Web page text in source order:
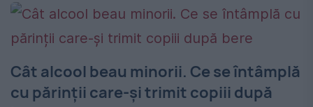
Cât alcool beau minorii. Ce se întâmplă
cu părinții care-și trimit copiii după